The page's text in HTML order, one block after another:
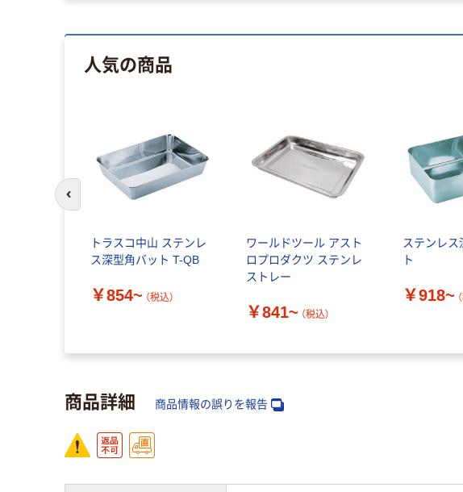
人気の商品
トラスコ中山 ステンレ
ス深型角バット T-QB
￥854~ （税込）
ワールドツール アスト
ロプロダクツ ステンレ
ストレー
￥841~ （税込）
ステンレス
ト
￥918~
前のスライドへ
商品詳細 商品情報の誤りを報告